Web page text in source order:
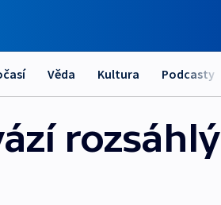
Věda Kultura Podcasty
rozsáhlý